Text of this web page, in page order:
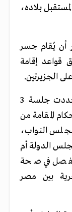
بلاده،
أن يُقام جسر
قواعد إقامة
الجزيرتين.
وكانت المحكمة الدستورية العليا قد حددت جلسة 3
المقامة من
النواب،
الدولة أم
في صحة
بين مصر